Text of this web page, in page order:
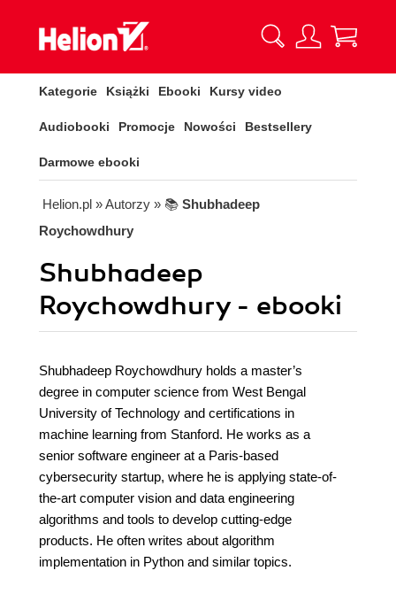
Kategorie Książki Ebooki Kursy video
Audiobooki Promocje Nowości Bestsellery
Darmowe ebooki
Helion.pl » Autorzy » 📚 Shubhadeep
Roychowdhury
Shubhadeep
Roychowdhury - ebooki
Shubhadeep Roychowdhury holds a master’s
degree in computer science from West Bengal
University of Technology and certifications in
machine learning from Stanford. He works as a
senior software engineer at a Paris-based
cybersecurity startup, where he is applying state-of-
the-art computer vision and data engineering
algorithms and tools to develop cutting-edge
products. He often writes about algorithm
implementation in Python and similar topics.